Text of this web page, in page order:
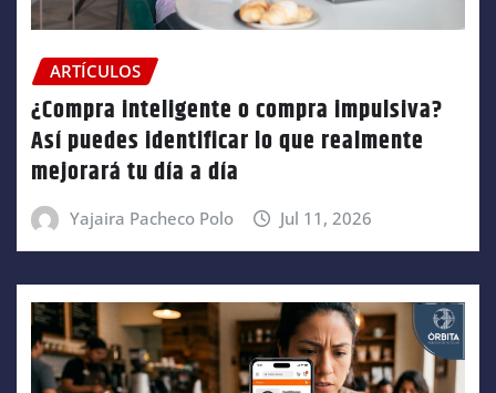
ARTÍCULOS
¿Compra inteligente o compra impulsiva?
Así puedes identificar lo que realmente
mejorará tu día a día
Yajaira Pacheco Polo Jul 11, 2026